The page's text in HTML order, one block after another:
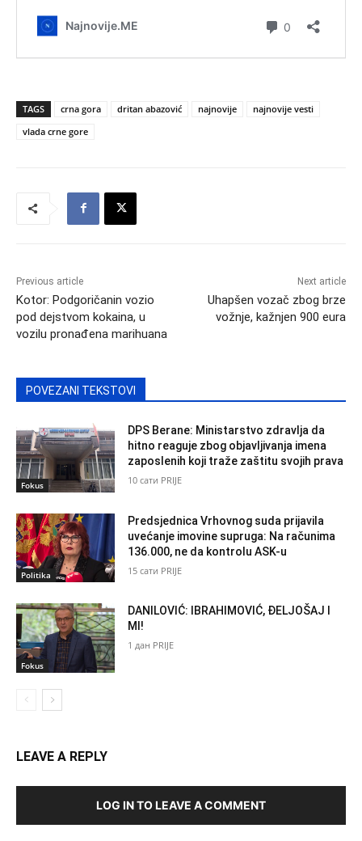
TAGS crna gora dritan abazović najnovije
najnovije vesti
vlada crne gore
Previous article
Kotor: Podgoričanin vozio
pod dejstvom kokaina, u
vozilu pronađena marihuana
Next article
Uhapšen vozač zbog brze
vožnje, kažnjen 900 eura
POVEZANI TEKSTOVI
Fokus
DPS Berane: Ministarstvo zdravlja da
hitno reaguje zbog objavljivanja imena
zaposlenih koji traže zaštitu svojih prava
10 сати PRIJE
Politika
Predsjednica Vrhovnog suda prijavila
uvećanje imovine supruga: Na računima
136.000, ne da kontrolu ASK-u
15 сати PRIJE
Fokus
DANILOVIĆ: IBRAHIMOVIĆ, ĐELJOŠAJ I
MI!
1 дан PRIJE
LEAVE A REPLY
LOG IN TO LEAVE A COMMENT